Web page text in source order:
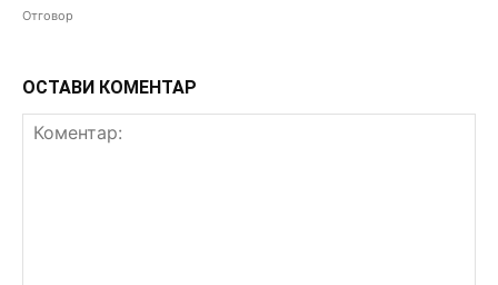
Отговор
ОСТАВИ КОМЕНТАР